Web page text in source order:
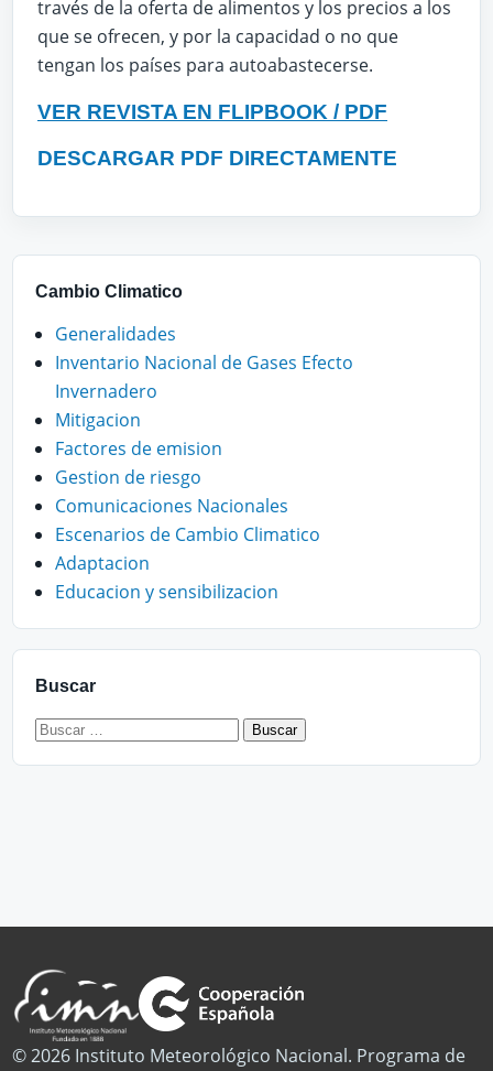
través de la oferta de alimentos y los precios a los
que se ofrecen, y por la capacidad o no que
tengan los países para autoabastecerse.
VER REVISTA EN FLIPBOOK / PDF
DESCARGAR PDF DIRECTAMENTE
Cambio Climatico
Generalidades
Inventario Nacional de Gases Efecto
Invernadero
Mitigacion
Factores de emision
Gestion de riesgo
Comunicaciones Nacionales
Escenarios de Cambio Climatico
Adaptacion
Educacion y sensibilizacion
Buscar
Buscar:
© 2026 Instituto Meteorológico Nacional. Programa de